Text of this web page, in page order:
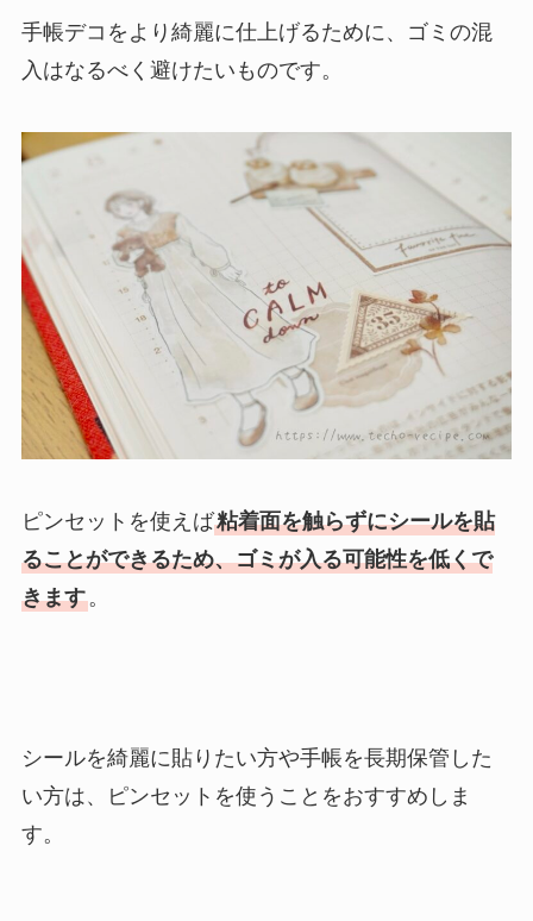
手帳デコをより綺麗に仕上げるために、ゴミの混
入はなるべく避けたいものです。
ピンセットを使えば粘着面を触らずにシールを貼
ることができるため、ゴミが入る可能性を低くで
きます。
シールを綺麗に貼りたい方や手帳を長期保管した
い方は、ピンセットを使うことをおすすめしま
す。